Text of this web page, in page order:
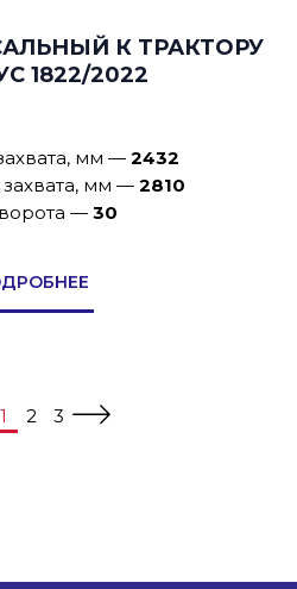
К ТРАКТОРУ
1822/2022
мм —2432
мм —2810
—30
1 2 3